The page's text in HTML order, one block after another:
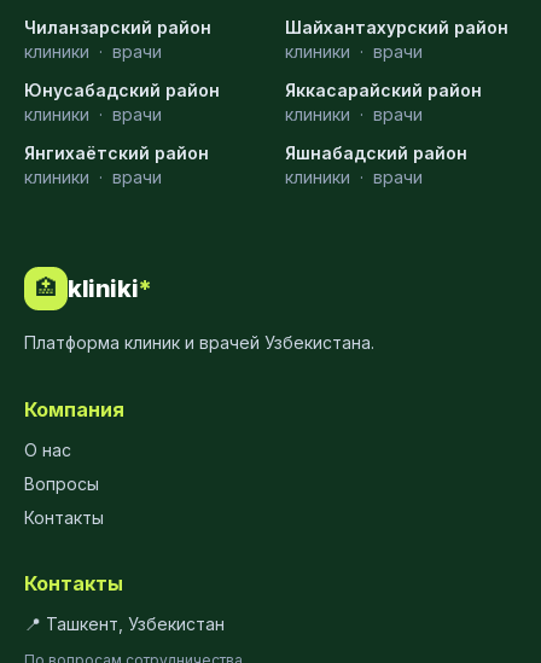
Чиланзарский район
клиники · врачи
Шайхантахурский район
клиники · врачи
Юнусабадский район
клиники · врачи
Яккасарайский район
клиники · врачи
Янгихаётский район
клиники · врачи
Яшнабадский район
клиники · врачи
🏥 kliniki*
Платформа клиник и врачей Узбекистана.
Компания
О нас
Вопросы
Контакты
Контакты
📍 Ташкент, Узбекистан
По вопросам сотрудничества